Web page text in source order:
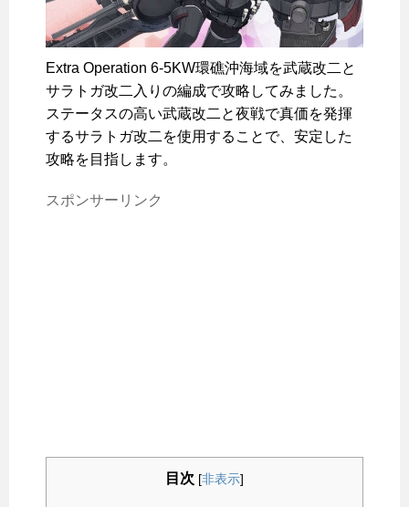
Extra Operation 6-5KW環礁沖海域を武蔵改二と
サラトガ改二入りの編成で攻略してみました。
ステータスの高い武蔵改二と夜戦で真価を発揮
するサラトガ改二を使用することで、安定した
攻略を目指します。
スポンサーリンク
目次 [非表示]